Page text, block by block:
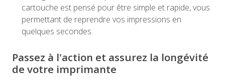
cartouche est pensé pour être simple et rapide, vous
permettant de reprendre vos impressions en
quelques secondes.
Passez à l'action et assurez la longévité
de votre imprimante